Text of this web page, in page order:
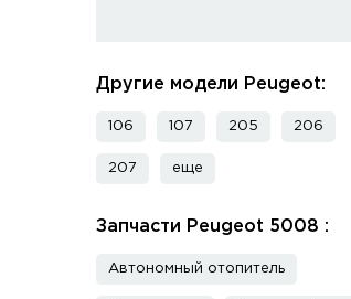
Другие модели Peugeot:
106 107 205 206
207 еще
Запчасти Peugeot 5008 :
Автономный отопитель